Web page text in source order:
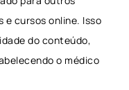
cursos online. Isso
do conteúdo,
o médico